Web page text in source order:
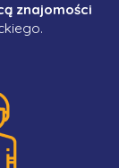
znajomości